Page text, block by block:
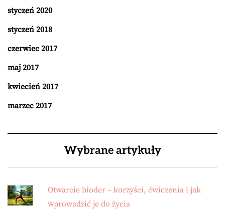
styczeń 2020
styczeń 2018
czerwiec 2017
maj 2017
kwiecień 2017
marzec 2017
Wybrane artykuły
Otwarcie bioder – korzyści, ćwiczenia i jak
wprowadzić je do życia